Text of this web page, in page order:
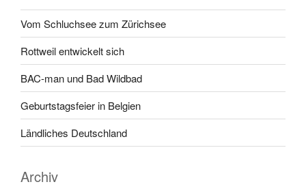
Vom Schluchsee zum Zürichsee
Rottweil entwickelt sich
BAC-man und Bad Wildbad
Geburtstagsfeier in Belgien
Ländliches Deutschland
Archiv